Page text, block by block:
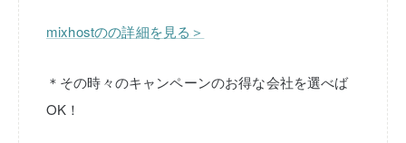
mixhostのの詳細を見る＞
＊その時々のキャンペーンのお得な会社を選べば
OK！